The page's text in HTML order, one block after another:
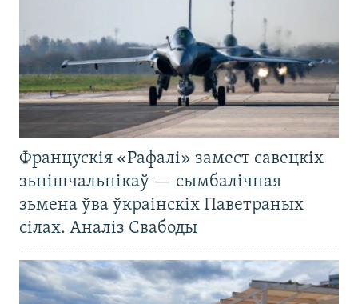
Францускія «Рафалі» замест савецкіх
зьнішчальнікаў — сымбалічная
зьмена ўва ўкраінскіх Паветраных
сілах. Аналіз Свабоды